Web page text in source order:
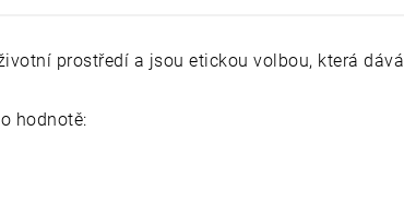
prostředí a jsou etickou volbou, která dává
hodnotě: